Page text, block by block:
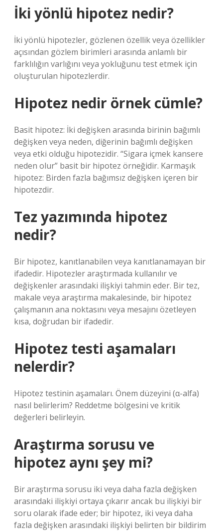
İki yönlü hipotez nedir?
İki yönlü hipotezler, gözlenen özellik veya özellikler
açısından gözlem birimleri arasında anlamlı bir
farklılığın varlığını veya yokluğunu test etmek için
oluşturulan hipotezlerdir.
Hipotez nedir örnek cümle?
Basit hipotez: İki değişken arasında birinin bağımlı
değişken veya neden, diğerinin bağımlı değişken
veya etki olduğu hipotezidir. “Sigara içmek kansere
neden olur” basit bir hipotez örneğidir. Karmaşık
hipotez: Birden fazla bağımsız değişken içeren bir
hipotezdir.
Tez yazımında hipotez
nedir?
Bir hipotez, kanıtlanabilen veya kanıtlanamayan bir
ifadedir. Hipotezler araştırmada kullanılır ve
değişkenler arasındaki ilişkiyi tahmin eder. Bir tez,
makale veya araştırma makalesinde, bir hipotez
çalışmanın ana noktasını veya mesajını özetleyen
kısa, doğrudan bir ifadedir.
Hipotez testi aşamaları
nelerdir?
Hipotez testinin aşamaları. Önem düzeyini (α-alfa)
nasıl belirlerim? Reddetme bölgesini ve kritik
değerleri belirleyin.
Araştırma sorusu ve
hipotez aynı şey mi?
Bir araştırma sorusu iki veya daha fazla değişken
arasındaki ilişkiyi ortaya çıkarır ancak bu ilişkiyi bir
soru olarak ifade eder; bir hipotez, iki veya daha
fazla değişken arasındaki ilişkiyi belirten bir bildirim